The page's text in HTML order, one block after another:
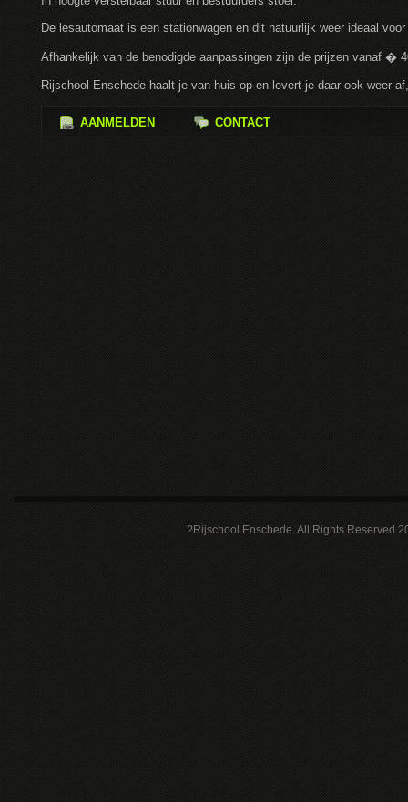
De lesautomaat is een stationwagen en dit natuurlijk weer ideaal
Afhankelijk van de benodigde aanpassingen zijn de prijzen vanaf �
Rijschool Enschede haalt je van huis op en levert je daar ook weer
AANMELDEN CONTACT
?Rijschool Enschede. All Rights Reserved